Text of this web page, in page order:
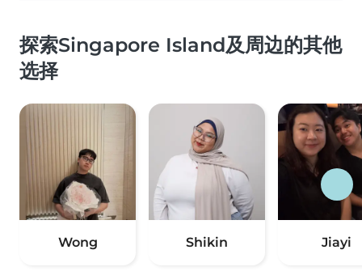
探索Singapore Island及周边的其他
选择
Wong Shikin Jiayi